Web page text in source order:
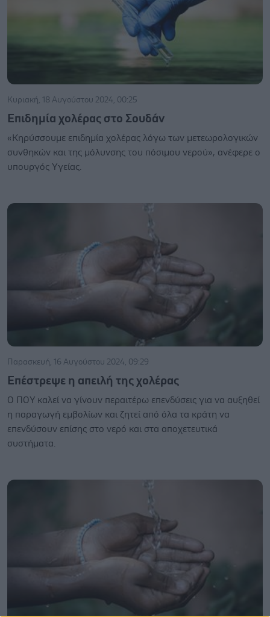
Κυριακή, 18 Αυγούστου 2024, 00:25
Επιδημία χολέρας στο Σουδάν
«Κηρύσσουμε επιδημία χολέρας λόγω των μετεωρολογικών
συνθηκών και της μόλυνσης του πόσιμου νερού», ανέφερε ο
υπουργός Υγείας.
Παρασκευή, 16 Αυγούστου 2024, 09:29
Επέστρεψε η απειλή της χολέρας
Ο ΠΟΥ καλεί να γίνουν περαιτέρω επενδύσεις για να αυξηθεί
η παραγωγή εμβολίων και ζητεί από όλα τα κράτη να
επενδύσουν επίσης στο νερό και στα αποχετευτικά
συστήματα.